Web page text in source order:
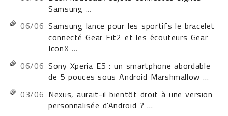
Samsung ...
06/06 Samsung lance pour les sportifs le bracelet
connecté Gear Fit2 et les écouteurs Gear
IconX...
06/06 Sony Xperia E5 : un smartphone abordable
de 5 pouces sous Android Marshmallow ...
03/06 Nexus, aurait-il bientôt droit à une version
personnalisée d'Android ? ...